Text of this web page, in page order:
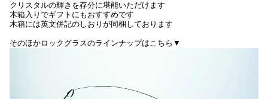
クリスタルの輝きを存分に堪能いただけます
木箱入りでギフトにもおすすめです
木箱には英文併記のしおりが同梱しております
そのほかロックグラスのラインナップはこちら▼